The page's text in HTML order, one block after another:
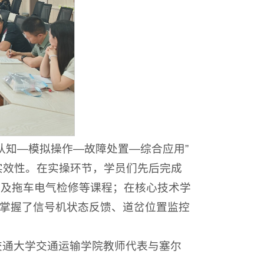
知—模拟操作—故障处置—综合应用”
性。在实操环节，学员们先后完成
拖车电气检修等课程；在核心技术学
握了信号机状态反馈、道岔位置监控
大学交通运输学院教师代表与塞尔